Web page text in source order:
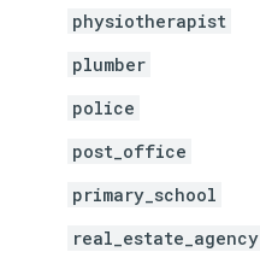
physiotherapist
plumber
police
post_office
primary_school
real_estate_agency